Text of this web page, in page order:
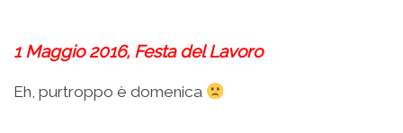
1 Maggio 2016, Festa del Lavoro
Eh, purtroppo è domenica